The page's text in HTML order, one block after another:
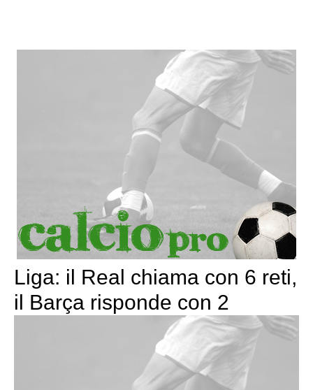
Liga: il Real chiama con 6 reti,
il Barça risponde con 2